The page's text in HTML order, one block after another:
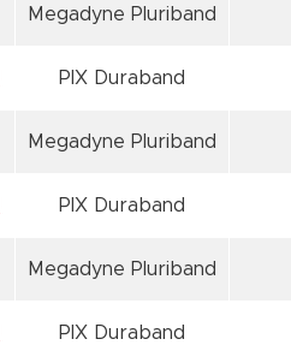
Megadyne Pluriband
PIX Duraband
Megadyne Pluriband
PIX Duraband
Megadyne Pluriband
PIX Duraband